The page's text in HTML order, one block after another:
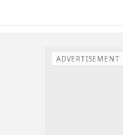
ADVERTISEMENT